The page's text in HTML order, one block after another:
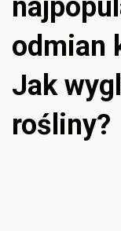
odmian
Jak
rośliny?